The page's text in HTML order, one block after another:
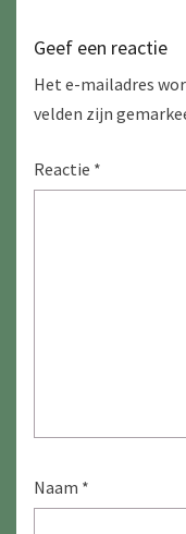
Geef een reactie
Het e-mailadres
velden zijn
Reactie *
Naam *